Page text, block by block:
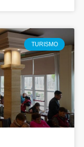
TURISMO